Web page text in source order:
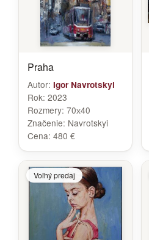
Praha
Autor: Igor Navrotskyi
Rok: 2023
Rozmery: 70х40
Značenie: Navrotskyi
Cena: 480 €
Voľný predaj